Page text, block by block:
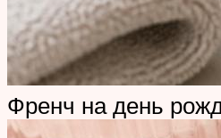
Френч на день